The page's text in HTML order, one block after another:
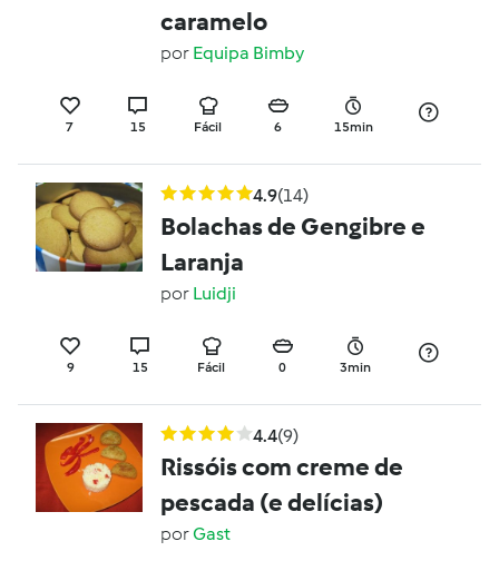
caramelo
por Equipa Bimby
7 15 Fácil 6 15min
4.9(14)
Bolachas de Gengibre e
Laranja
por Luidji
9 15 Fácil 0 3min
4.4(9)
Rissóis com creme de
pescada (e delícias)
porGast